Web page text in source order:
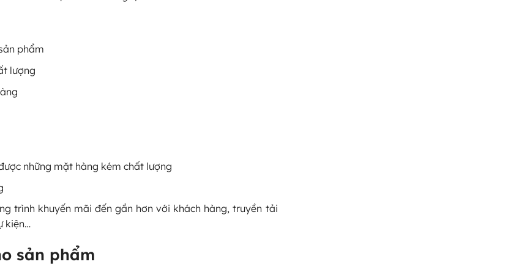
phẩm
lượng
những mặt hàng kém chất lượng
trình khuyến mãi đến gần hơn với khách hàng, truyền tải
kiện…
sản phẩm